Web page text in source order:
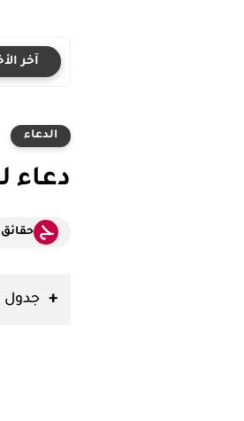
آخر
الدعاء
دعاء
حقائق
جدول